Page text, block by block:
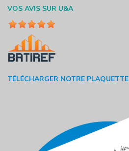
VOS AVIS SUR U&A
TÉLÉCHARGER NOTRE PLAQUETTE